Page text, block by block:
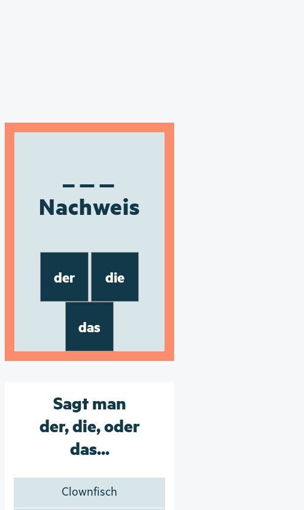
Nachweis
der die
das
Sagt man
der, die, oder
das...
Clownfisch